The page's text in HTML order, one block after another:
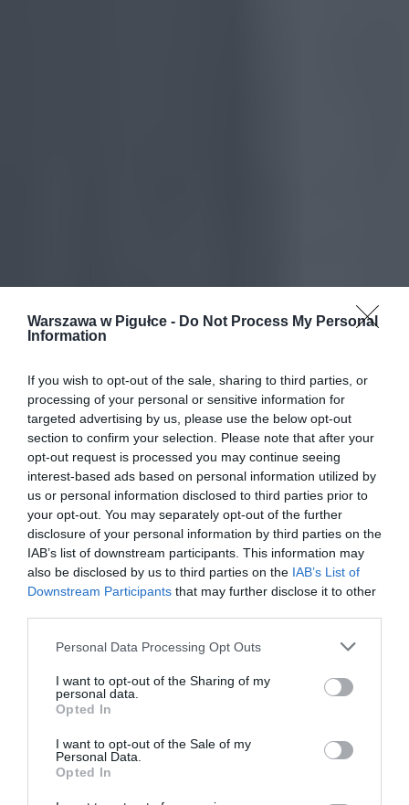
Warszawa w Pigułce - Do Not Process My Personal
Information
If you wish to opt-out of the sale, sharing to third parties, or
processing of your personal or sensitive information for
targeted advertising by us, please use the below opt-out
section to confirm your selection. Please note that after your
opt-out request is processed you may continue seeing
interest-based ads based on personal information utilized by
us or personal information disclosed to third parties prior to
your opt-out. You may separately opt-out of the further
disclosure of your personal information by third parties on the
IAB’s list of downstream participants. This information may
also be disclosed by us to third parties on the IAB’s List of
Downstream Participants that may further disclose it to other
Personal Data Processing Opt Outs
I want to opt-out of the Sharing of my
personal data.
Opted In
I want to opt-out of the Sale of my
Personal Data.
Opted In